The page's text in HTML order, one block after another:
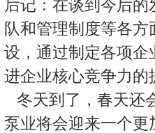
后记：在谈到今后
队和管理制度等各
设，通过制定各项
进企业核心竞争力的
冬天到了，春天还
泵业将会迎来一个更